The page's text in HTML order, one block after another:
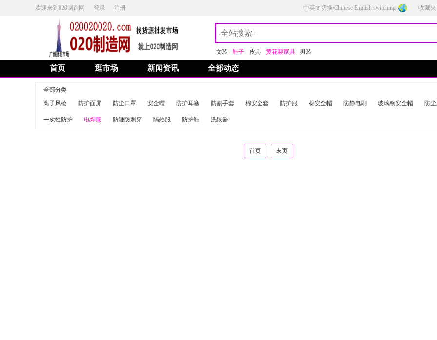
欢迎来到020制造网 登录 注册 中英文切换/Chinese English switching 收藏夹
女装 鞋子 皮具 黄花梨家具 男装
首页 逛市场 新闻资讯 全部动态
全部分类
离子风枪
防护面屏 防尘口罩 安全帽 防护耳塞 防割手套 棉安全套 防护服 棉安全帽 防静电刷 玻璃钢安全帽 防
一次性防护 电焊服 防砸防刺穿 隔热服 防护鞋 洗眼器
首页 末页